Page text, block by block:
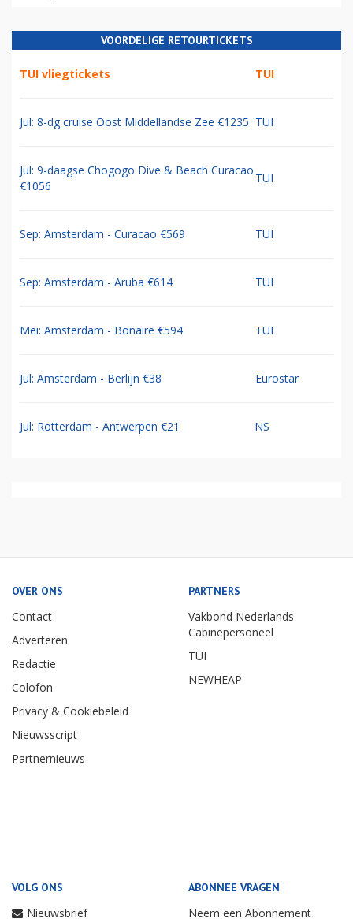
VOORDELIGE RETOURTICKETS
TUI vliegtickets TUI
Jul: 8-dg cruise Oost Middellandse Zee €1235 TUI
Jul: 9-daagse Chogogo Dive & Beach Curacao
€1056
TUI
Sep: Amsterdam - Curacao €569 TUI
Sep: Amsterdam - Aruba €614 TUI
Mei: Amsterdam - Bonaire €594 TUI
Jul: Amsterdam - Berlijn €38 Eurostar
Jul: Rotterdam - Antwerpen €21 NS
OVER ONS
Contact
Adverteren
Redactie
Colofon
Privacy & Cookiebeleid
Nieuwsscript
Partnernieuws
PARTNERS
Vakbond Nederlands
Cabinepersoneel
TUI
NEWHEAP
VOLG ONS
Nieuwsbrief
ABONNEE VRAGEN
Neem een Abonnement